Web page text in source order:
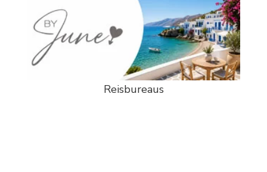
Reisbureaus